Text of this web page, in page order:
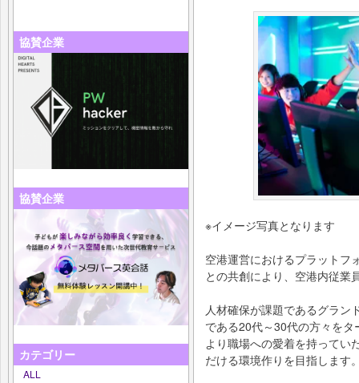
協賛企業
協賛企業
カテゴリー
ALL
※イメージ写真となります
空港運営におけるプラットフ
との共創により、空港内従
人材確保が課題であるグラン
である20代～30代の方々をタ
より職場への愛着を持ってい
だける環境作りを目指します